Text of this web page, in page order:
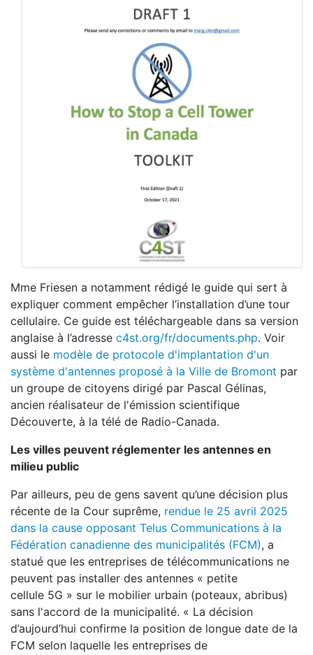
Mme Friesen a notamment rédigé le guide qui sert à
expliquer comment empêcher l’installation d’une tour
cellulaire. Ce guide est téléchargeable dans sa version
anglaise à l’adresse c4st.org/fr/documents.php. Voir
aussi le modèle de protocole d'implantation d'un
système d'antennes proposé à la Ville de Bromont par
un groupe de citoyens dirigé par Pascal Gélinas,
ancien réalisateur de l'émission scientifique
Découverte, à la télé de Radio-Canada.
Les villes peuvent réglementer les antennes en
milieu public
Par ailleurs, peu de gens savent qu’une décision plus
récente de la Cour suprême, rendue le 25 avril 2025
dans la cause opposant Telus Communications à la
Fédération canadienne des municipalités (FCM), a
statué que les entreprises de télécommunications ne
peuvent pas installer des antennes « petite
cellule 5G » sur le mobilier urbain (poteaux, abribus)
sans l'accord de la municipalité. « La décision
d’aujourd’hui confirme la position de longue date de la
FCM selon laquelle les entreprises de